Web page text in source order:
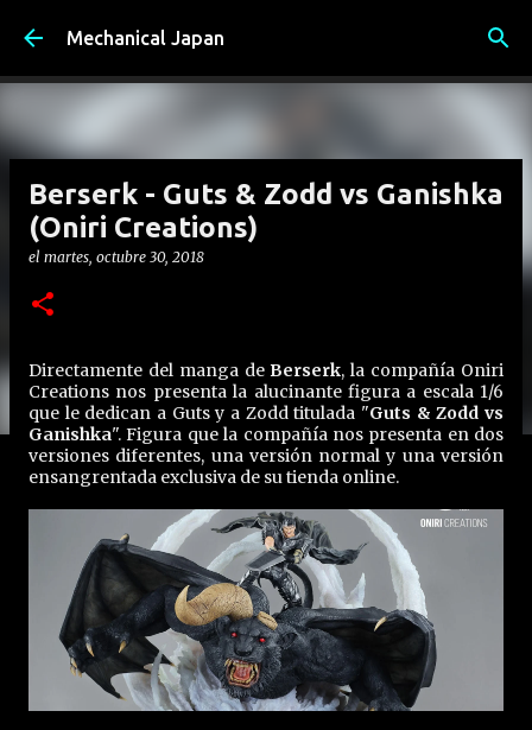
Ir al contenido principal
Mechanical Japan
Berserk - Guts & Zodd vs Ganishka
(Oniri Creations)
el martes, octubre 30, 2018
Directamente del manga deBerserk, la compañía Oniri
Creations nos presenta la alucinante figura a escala 1/6
que le dedican a Guts y a Zodd titulada "Guts & Zodd vs
Ganishka". Figura que la compañía nos presenta en dos
versiones diferentes, una versión normal y una versión
ensangrentada exclusiva de su tienda online.